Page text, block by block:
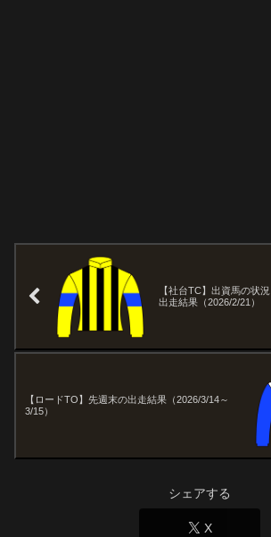
【社台TC】出資馬の状
出走結果（2026/2/21）
【ロードTO】先週末の出走結果（2026/3/14～
3/15）
シェアする
X